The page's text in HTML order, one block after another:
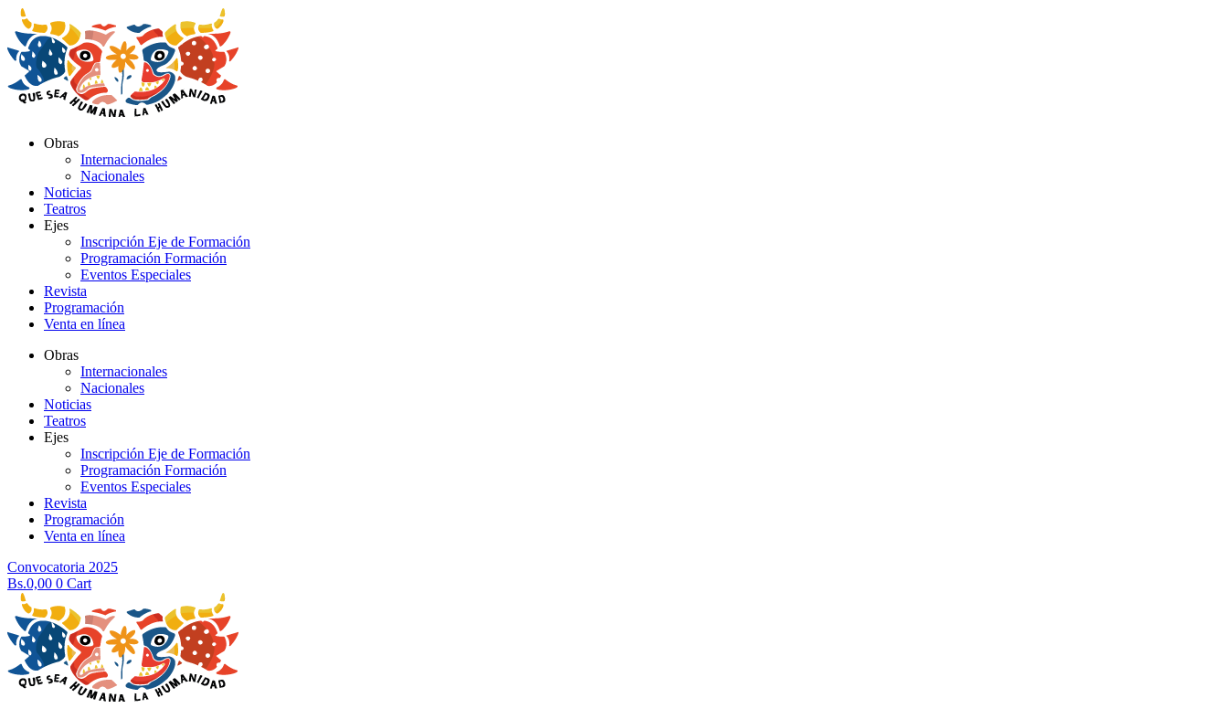
al
contenido
Obras
Internacionales
Nacionales
Noticias
Teatros
Ejes
Inscripción Eje de Formación
Programación Formación
Eventos Especiales
Revista
Programación
Venta en línea
Obras
Internacionales
Nacionales
Noticias
Teatros
Ejes
Inscripción Eje de Formación
Programación Formación
Eventos Especiales
Revista
Programación
Venta en línea
Convocatoria 2025
Bs.0,00 0 Cart